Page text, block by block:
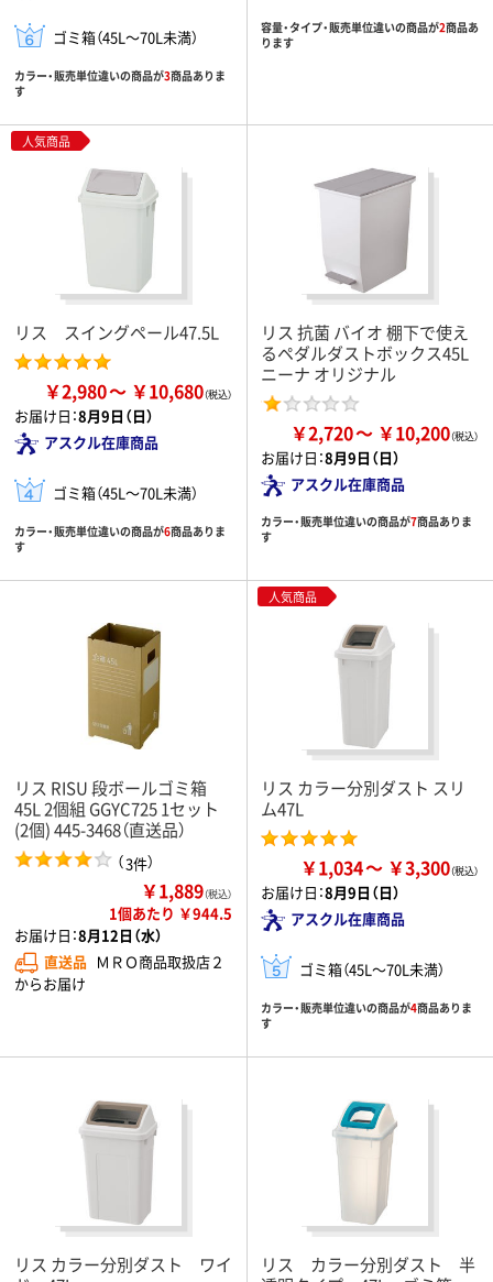
ゴミ箱（45L～70L未満）
カラー・販売単位違いの商品が3商品ありま
す
容量・タイプ・販売単位違いの商品が2商品あ
ります
人気商品
リス スイングペール47.5L
￥2,980 ￥10,680
お届け日：8月9日（日）
アスクル在庫商品
ゴミ箱（45L～70L未満）
カラー・販売単位違いの商品が6商品ありま
す
リス 抗菌 バイオ 棚下で使え
るペダルダストボックス45L
ニーナ オリジナル
￥2,720 ￥10,200
お届け日：8月9日（日）
アスクル在庫商品
カラー・販売単位違いの商品が7商品ありま
す
リス RISU 段ボールゴミ箱
45L 2個組 GGYC725 1セット
(2個) 445-3468（直送品）
（3件）
￥1,889（税込）
1個あたり ￥944.5
お届け日：8月12日（水）
直送品 ＭＲＯ商品取扱店２
からお届け
人気商品
リス カラー分別ダスト スリ
ム47L
￥1,034 ￥3,300
お届け日：8月9日（日）
アスクル在庫商品
ゴミ箱（45L～70L未満）
カラー・販売単位違いの商品が4商品ありま
す
リス カラー分別ダスト ワイ
リス カラー分別ダスト 半